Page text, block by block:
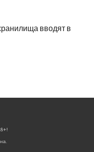
вводят в